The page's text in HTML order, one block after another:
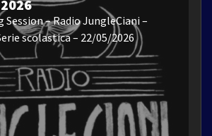
– Radio JungleCiani –
scolastica – 22/05/2026